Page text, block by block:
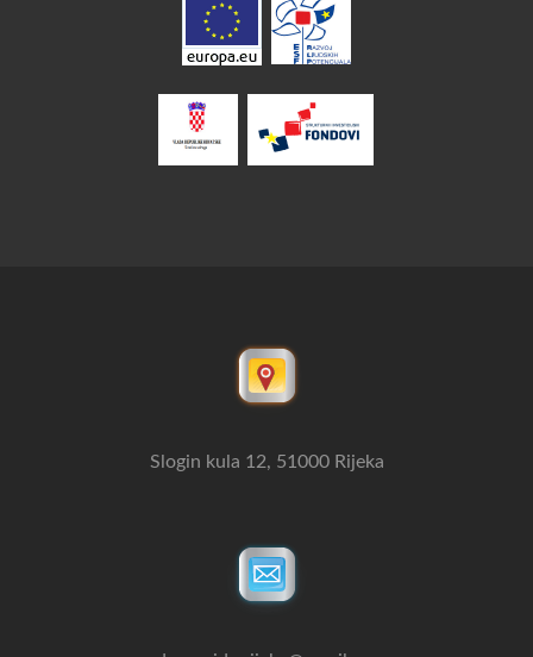
Slogin kula 12, 51000 Rijeka